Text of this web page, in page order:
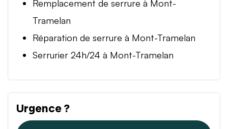
Remplacement de serrure à Mont-
Tramelan
Réparation de serrure à Mont-Tramelan
Serrurier 24h/24 à Mont-Tramelan
Urgence ?